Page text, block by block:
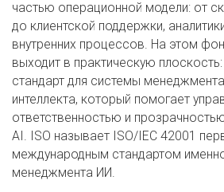
частью операционной модели: от
до клиентской поддержки,
внутренних процессов. На этом
выходит в практическую
стандарт для системы
интеллекта, который помогает
ответственностью и
AI. ISO называет ISO/IEC 42001
международным стандартом
менеджмента ИИ.